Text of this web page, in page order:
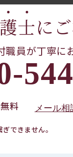
護士に
職員が丁寧に
料 メール
できません。